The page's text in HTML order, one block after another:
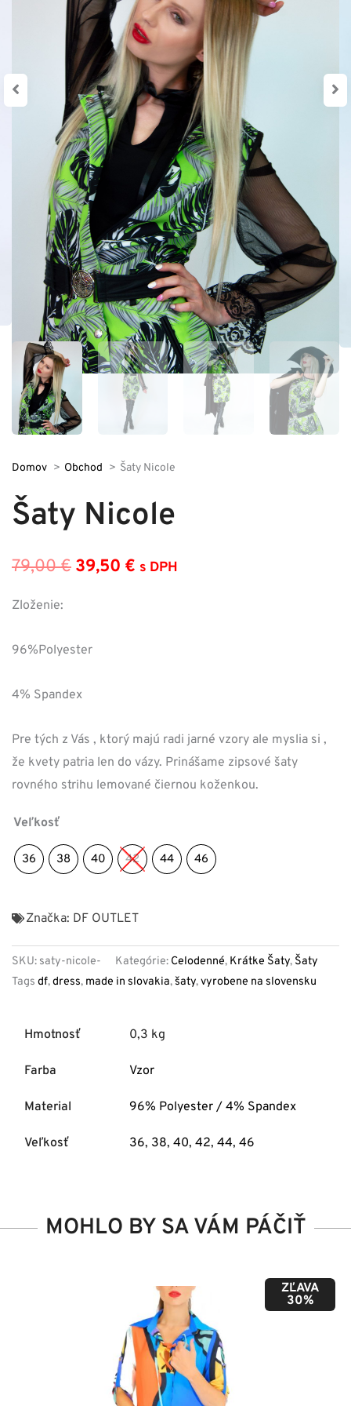
Domov Obchod Šaty Nicole
Šaty Nicole
79,00€ Pôvodná
39,50 € Aktuálna
s DPH
Zloženie:
96%Polyester
4% Spandex
Pre tých z Vás , ktorý majú radi jarné vzory ale myslia si ,
že kvety patria len do vázy. Prinášame zipsové šaty
rovného strihu lemované čiernou koženkou.
Veľkosť
36 38 40 42 44 46
Značka: DF OUTLET
SKU: saty-nicole- Kategórie: Celodenné, Krátke Šaty, Šaty
Tags df,dress, made in slovakia,šaty,vyrobene na slovensku
Hmotnosť 0,3 kg
Farba Vzor
Material 96% Polyester / 4% Spandex
Veľkosť 36, 38, 40, 42, 44, 46
MOHLO BY SA VÁM PÁČIŤ
ZĽAVA
50%